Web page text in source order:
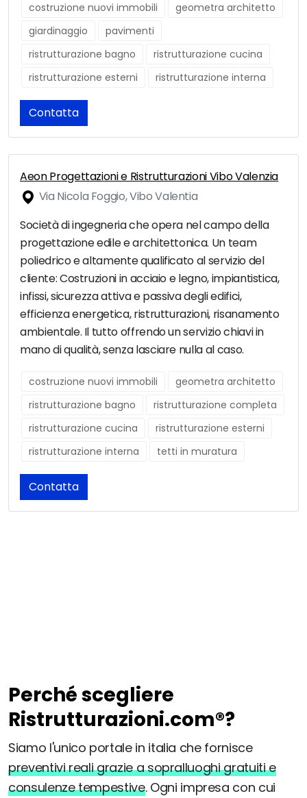
costruzione nuovi immobili
geometra architetto
giardinaggio
pavimenti
ristrutturazione bagno
ristrutturazione cucina
ristrutturazione esterni
ristrutturazione interna
Contatta
Aeon Progettazioni e Ristrutturazioni Vibo Valenzia
Via Nicola Foggio, Vibo Valentia
Società di ingegneria che opera nel campo della
progettazione edile e architettonica. Un team
poliedrico e altamente qualificato al servizio del
cliente: Costruzioni in acciaio e legno, impiantistica,
infissi, sicurezza attiva e passiva degli edifici,
efficienza energetica, ristrutturazioni, risanamento
ambientale. Il tutto offrendo un servizio chiavi in
mano di qualità, senza lasciare nulla al caso.
costruzione nuovi immobili
geometra architetto
ristrutturazione bagno
ristrutturazione completa
ristrutturazione cucina
ristrutturazione esterni
ristrutturazione interna
tetti in muratura
Contatta
Perché scegliere
Ristrutturazioni.com®?
Siamo l'unico portale in italia che fornisce
preventivi reali grazie a sopralluoghi gratuiti e
consulenze tempestive. Ogni impresa con cui